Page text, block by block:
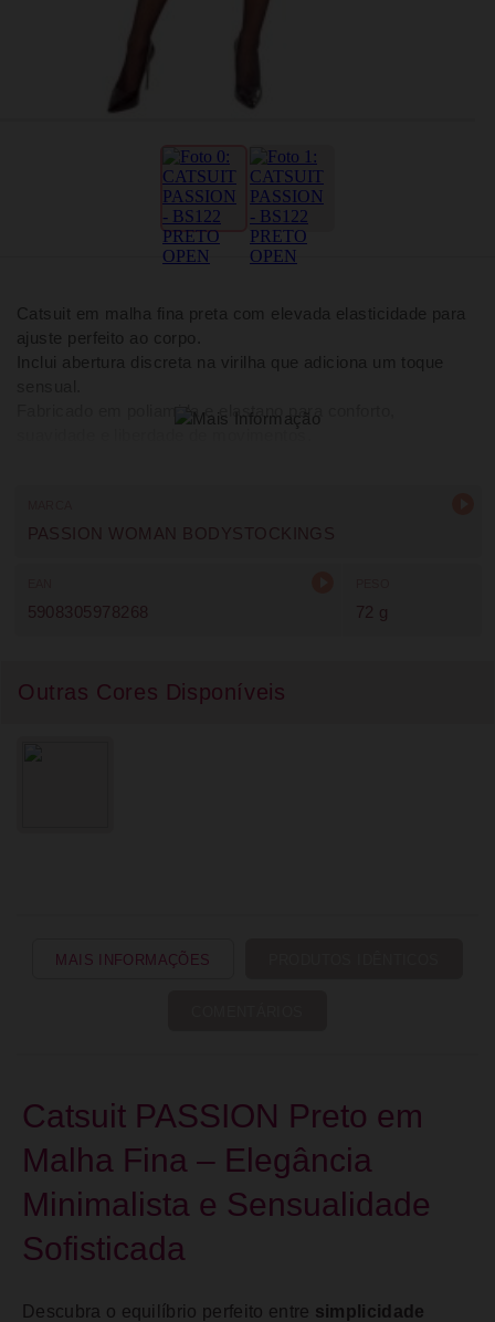
Catsuit em malha fina preta com elevada elasticidade para
ajuste perfeito ao corpo.
Inclui abertura discreta na virilha que adiciona um toque
Fabricado em poliamida e elastano para conforto,
PASSION WOMAN BODYSTOCKINGS
5908305978268 72 g
Outras Cores Disponíveis
MAIS INFORMAÇÕES
Catsuit PASSION Preto em
Malha Fina – Elegância
Minimalista e Sensualidade
Sofisticada
Descubra o equilíbrio perfeito entre simplicidade